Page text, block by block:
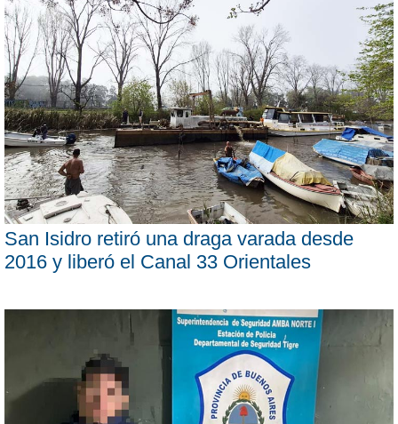
San Isidro retiró una draga varada desde
2016 y liberó el Canal 33 Orientales